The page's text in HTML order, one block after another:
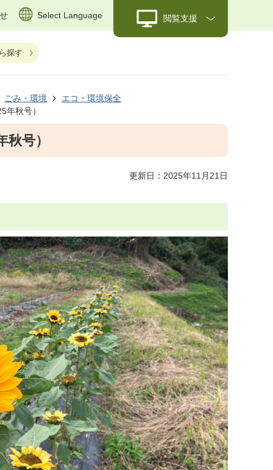
Select Language 閲覧支援
探す
ごみ・環境
エコ・環境保全
年秋号）
号）
更新日：2025年11月21日